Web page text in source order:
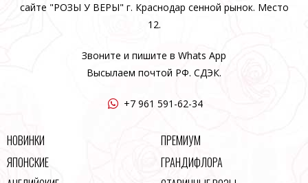
сайте "РОЗЫ У ВЕРЫ" г. Краснодар сенной рынок. Место
12.
Звоните и пишите в Whats App
Высылаем почтой РФ. СДЭК.
+7 961 591-62-34
НОВИНКИ
ЯПОНСКИЕ
ПРЕМИУМ
ГРАНДИФЛОРА